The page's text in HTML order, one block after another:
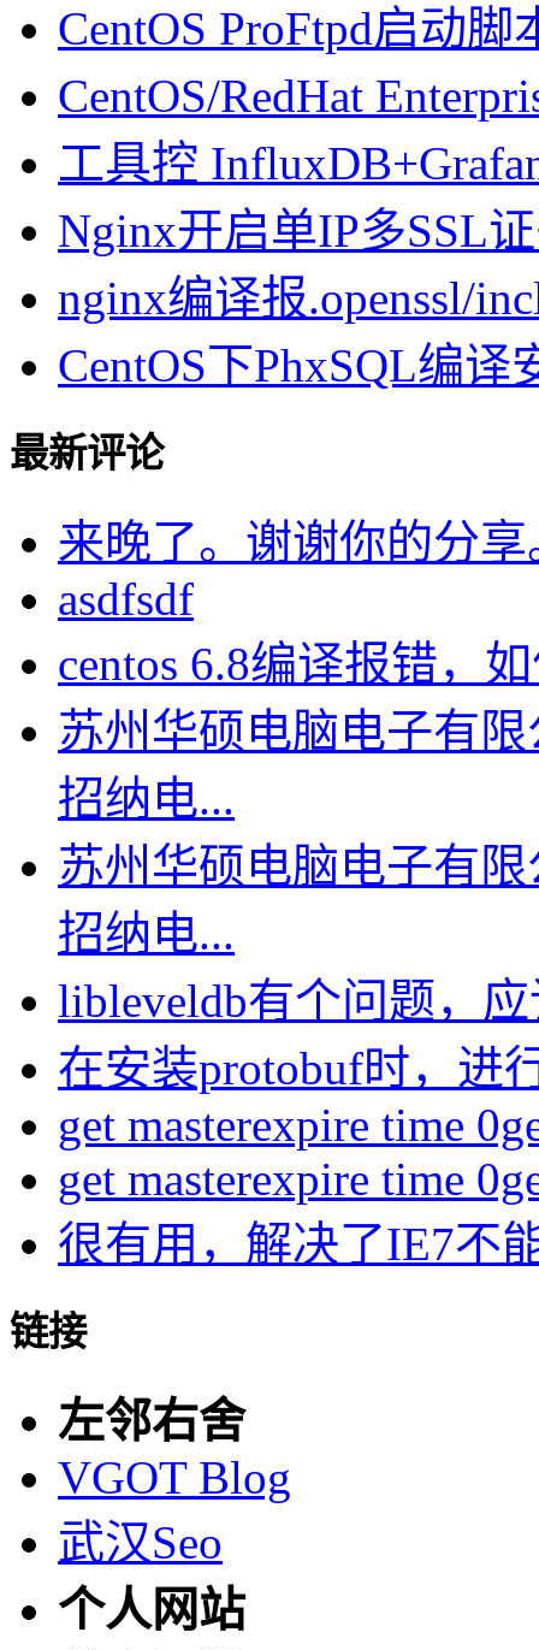
CentOS ProFtpd启动脚
CentOS/RedHat
工具控
Nginx开启单IP多SSL
nginx编译报.openssl/
CentOS下PhxSQL编译
最新评论
来晚了。谢谢你的分享
asdfsdf
centos 6.8编译报错，
苏州华硕电脑电子有
招纳电...
苏州华硕电脑电子有
招纳电...
libleveldb有个问题，
在安装protobuf时，进
get masterexpire time
get masterexpire time
很有用，解决了IE7不
链接
左邻右舍
VGOT Blog
武汉Seo
个人网站